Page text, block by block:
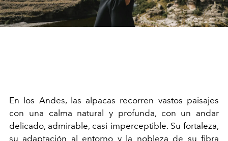
En los Andes, las alpacas recorren vastos paisajes
con una calma natural y profunda, con un andar
delicado, admirable, casi imperceptible. Su fortaleza,
su adaptación al entorno y la nobleza de su fibra